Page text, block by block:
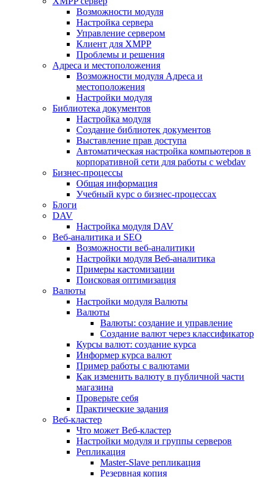
Возможности модуля
Настройка сервера
Управление сервером
Клиент для XMPP
Проблемы и решения
Адреса и местоположения
Возможности модуля Адреса и
местоположения
Настройки модуля
Библиотека документов
Настройка модуля
Создание библиотек документов
Выставление прав доступа
Автоматическая настройка компьютеров в
корпоративной сети для работы с webdav
Бизнес-процессы
Общая информация
Учебный курс о бизнес-процессах
Блоги
DAV
Настройка модуля DAV
Веб-аналитика и SEO
Возможности веб-аналитики
Настройки модуля Веб-аналитика
Примеры кастомизации
Поисковая оптимизация
Валюты
Настройки модуля Валюты
Валюты
Валюты: создание и управление
Создание валют через классификатор
Курсы валют: создание курса
Информер курса валют
Пример работы с валютами
Как изменить валюту в публичной части
магазина
Проверьте себя
Практические задания
Веб-кластер
Что может Веб-кластер
Настройки модуля и группы серверов
Репликация
Master-Slave репликация
Резервная копия